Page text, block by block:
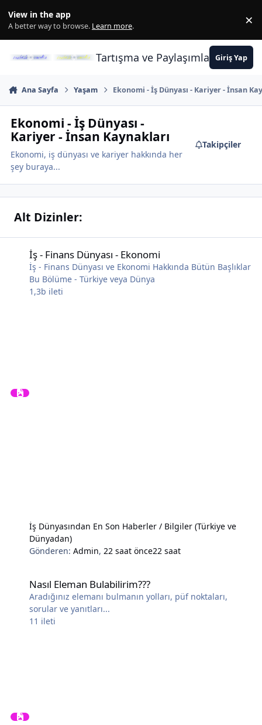
View in the app
A better way to browse. Learn more. ×
Tartışma ve PaylaşımlarınGiriş Yap
Ana Sayfa Yaşam Ekonomi - İş Dünyası - Kariyer - İnsan
Ekonomi - İş Dünyası -
Kariyer - İnsan Kaynakları
Ekonomi, iş dünyası ve kariyer hakkında her
şey buraya...
Takipçiler
Alt Dizinler:
İş - Finans Dünyası - Ekonomi
İş - Finans Dünyası ve Ekonomi Hakkında Bütün Başlıklar
Bu Bölüme - Türkiye veya Dünya
1,3b ileti
İş Dünyasından En Son Haberler / Bilgiler (Türkiye ve
Dünyadan)
Gönderen:Admin, 22 saat önce22 saat
Nasıl Eleman Bulabilirim???
Aradığınız elemanı bulmanın yolları, püf noktaları,
sorular ve yanıtları...
11 ileti